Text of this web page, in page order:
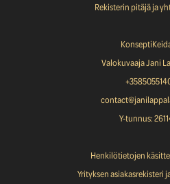
Rekisterin pitäjä ja
Valokuvaaja Jani
Y-tunnus:
Henkilötietojen
Yrityksen asiakasrekisteri